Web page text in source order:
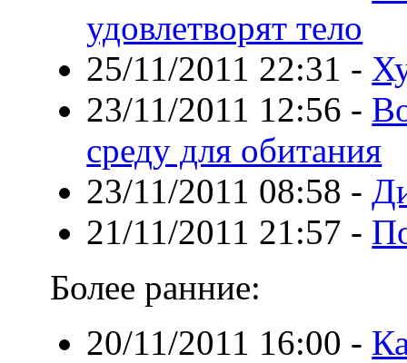
удовлетворят тело
25/11/2011 22:31 -
23/11/2011 12:56 -
среду для обитания
23/11/2011 08:58 -
21/11/2011 21:57 -
Более ранние:
20/11/2011 16:00 -